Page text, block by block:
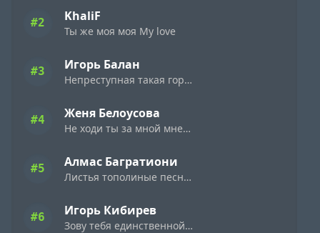
#2 KhaliF
Ты же моя моя My love
#3 Игорь Балан
Непреступная такая горделивая
#4 Женя Белоусова
Не ходи ты за мной мне цветы не дари
#5 Алмас Багратиони
Листья тополиные песни лебединые
#6 Игорь Кибирев
Зову тебя единственной зову